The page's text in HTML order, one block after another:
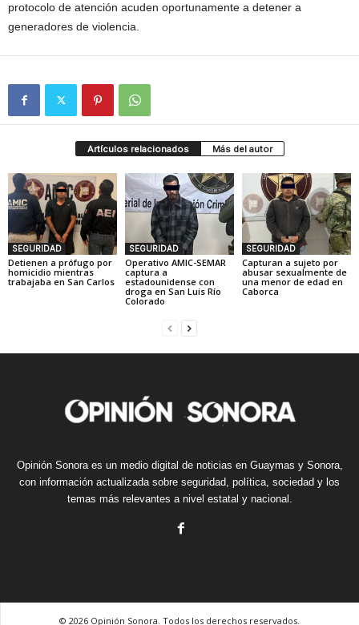
protocolo de atención acuden oportunamente a detener a
generadores de violencia.
Artículos relacionados Más del autor
SEGURIDAD
Detienen a prófugo por
homicidio mientras
trabajaba en San Carlos
SEGURIDAD
Operativo AMIC-SEMAR
captura a
estadounidense con
droga en San Luis Río
Colorado
SEGURIDAD
Capturan a sujeto por
abusar sexualmente de
una menor de edad en
Caborca
Opinión Sonora es un medio digital de noticias en Guaymas y Sonora,
con información actualizada sobre seguridad, política, sociedad y los
temas más relevantes a nivel estatal y nacional.
© 2026 Opinión Sonora. Todos los derechos reservados.